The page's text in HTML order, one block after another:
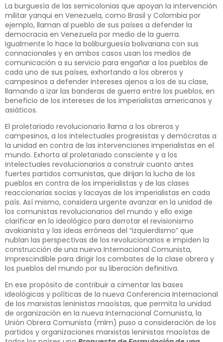
La burguesía de las semicolonias que apoyan la intervención
militar yanqui en Venezuela, como Brasil y Colombia por
ejemplo, llaman al pueblo de sus países a defender la
democracia en Venezuela por medio de la guerra.
Igualmente lo hace la boliburguesía bolivariana con sus
connacionales y en ambos casos usan los medios de
comunicación a su servicio para engañar a los pueblos de
cada uno de sus países, exhortando a los obreros y
campesinos a defender intereses ajenos a los de su clase,
llamando a izar las banderas de guerra entre los pueblos, en
beneficio de los intereses de los imperialistas americanos y
asiáticos.
El proletariado revolucionario llama a los obreros y
campesinos, a los intelectuales progresistas y demócratas a
la unidad en contra de las intervenciones imperialistas en el
mundo. Exhorta al proletariado consciente y a los
intelectuales revolucionarios a construir cuanto antes
fuertes partidos comunistas, que dirijan la lucha de los
pueblos en contra de los imperialistas y de las clases
reaccionarias socias y lacayas de los imperialistas en cada
país. Así mismo, considera urgente avanzar en la unidad de
los comunistas revolucionarios del mundo y ello exige
clarificar en lo ideológico para derrotar el revisionismo
avakianista y las ideas erróneas del “izquierdismo” que
nublan las perspectivas de los revolucionarios e impiden la
construcción de una nueva Internacional Comunista,
imprescindible para dirigir los combates de la clase obrera y
los pueblos del mundo por su liberación definitiva.
En ese propósito de contribuir a cimentar las bases
ideológicas y políticas de la nueva Conferencia Internacional
de los marxistas leninistas maoístas, que permita la unidad
de organización en la nueva Internacional Comunista, la
Unión Obrera Comunista (mlm) puso a consideración de los
partidos y organizaciones marxistas leninistas maoístas de